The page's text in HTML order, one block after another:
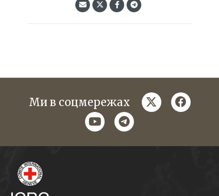
Ми в соцмережах twitter
youtubetelegram